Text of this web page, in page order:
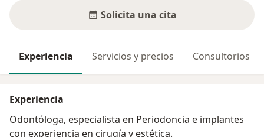
Solicita una cita
Experiencia Servicios y precios Consultorios
Experiencia
Odontóloga, especialista en Periodoncia e implantes
con experiencia en cirugía y estética.